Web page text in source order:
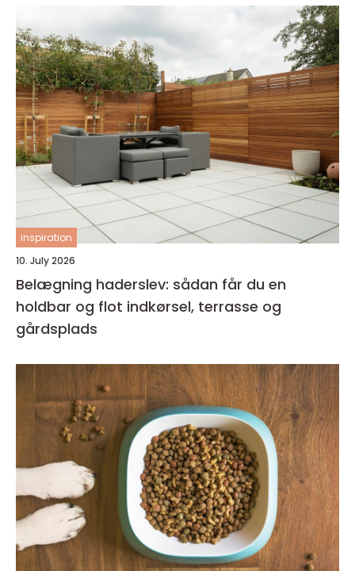
inspiration
10. July 2026
Belægning haderslev: sådan får du en
holdbar og flot indkørsel, terrasse og
gårdsplads